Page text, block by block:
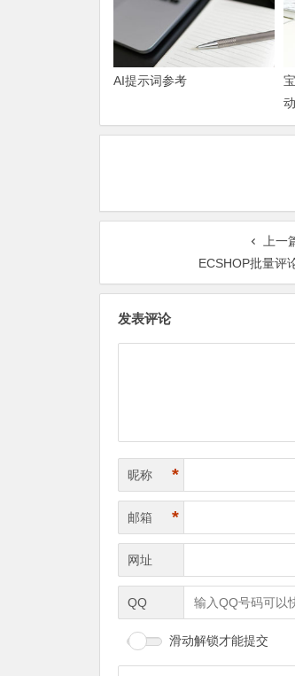
AI提示词参考
上一
ECSHOP批量评
发表评论
昵称 *
邮箱 *
网址
QQ
滑动解锁才能提交